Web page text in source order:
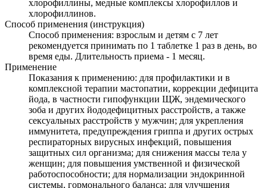
хлорофиллины, медные комплексы хлорофиллов и
хлорофиллинов.
Способ применения (инструкция)
Способ применения: взрослым и детям с 7 лет
рекомендуется принимать по 1 таблетке 1 раз в день, во
время еды. Длительность приема - 1 месяц.
Применение
Показания к применению: для профилактики и в
комплексной терапии мастопатии, коррекции дефицита
йода, в частности гипофункции ЩЖ, эндемического
зоба и других йододефицитных расстройств, а также
сексуальных расстройств у мужчин; для укрепления
иммунитета, предупреждения гриппа и других острых
респираторных вирусных инфекций, повышения
защитных сил организма; для снижения массы тела у
женщин; для повышения умственной и физической
работоспособности; для нормализации эндокринной
системы, гормонального баланса; для улучшения